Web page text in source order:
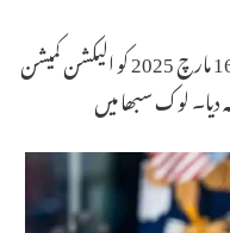
ایل او پی نے اپنے دعوؤں کی تائید کے لیے 16 مارچ 2025 کو الیکشن کمیشن
دیا۔ لوک سبھا میں